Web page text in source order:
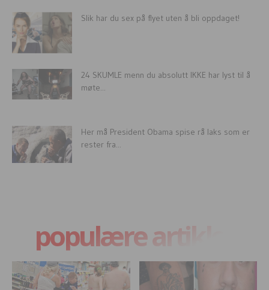
Slik har du sex på flyet uten å bli oppdaget!
24 SKUMLE menn du absolutt IKKE har lyst til å
møte...
Her må President Obama spise rå laks som er
rester fra...
populære artikler